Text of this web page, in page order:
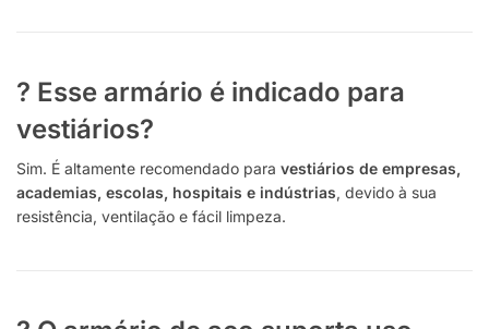
? Esse armário é indicado para
vestiários?
Sim. É altamente recomendado para vestiários de empresas,
academias, escolas, hospitais e indústrias, devido à sua
resistência, ventilação e fácil limpeza.